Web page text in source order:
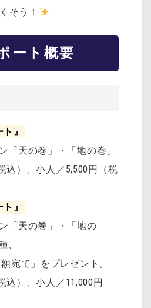
そう！
ート概要
』
「天の巻」・「地の巻」
込）、小人／5,500円（税
』
「天の巻」・「地の
、
宛て」をプレゼント。
込）、小人／11,000円